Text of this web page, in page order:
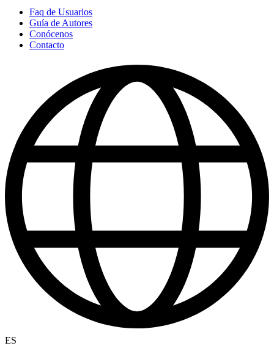
Faq de Usuarios
Guía de Autores
Conócenos
Contacto
ES